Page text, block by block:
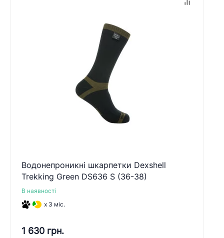
Водонепроникні шкарпетки Dexshell
Trekking Green DS636 S (36-38)
В наявності
x 3 міс.
1 630 грн.